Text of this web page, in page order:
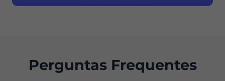
Perguntas Frequentes